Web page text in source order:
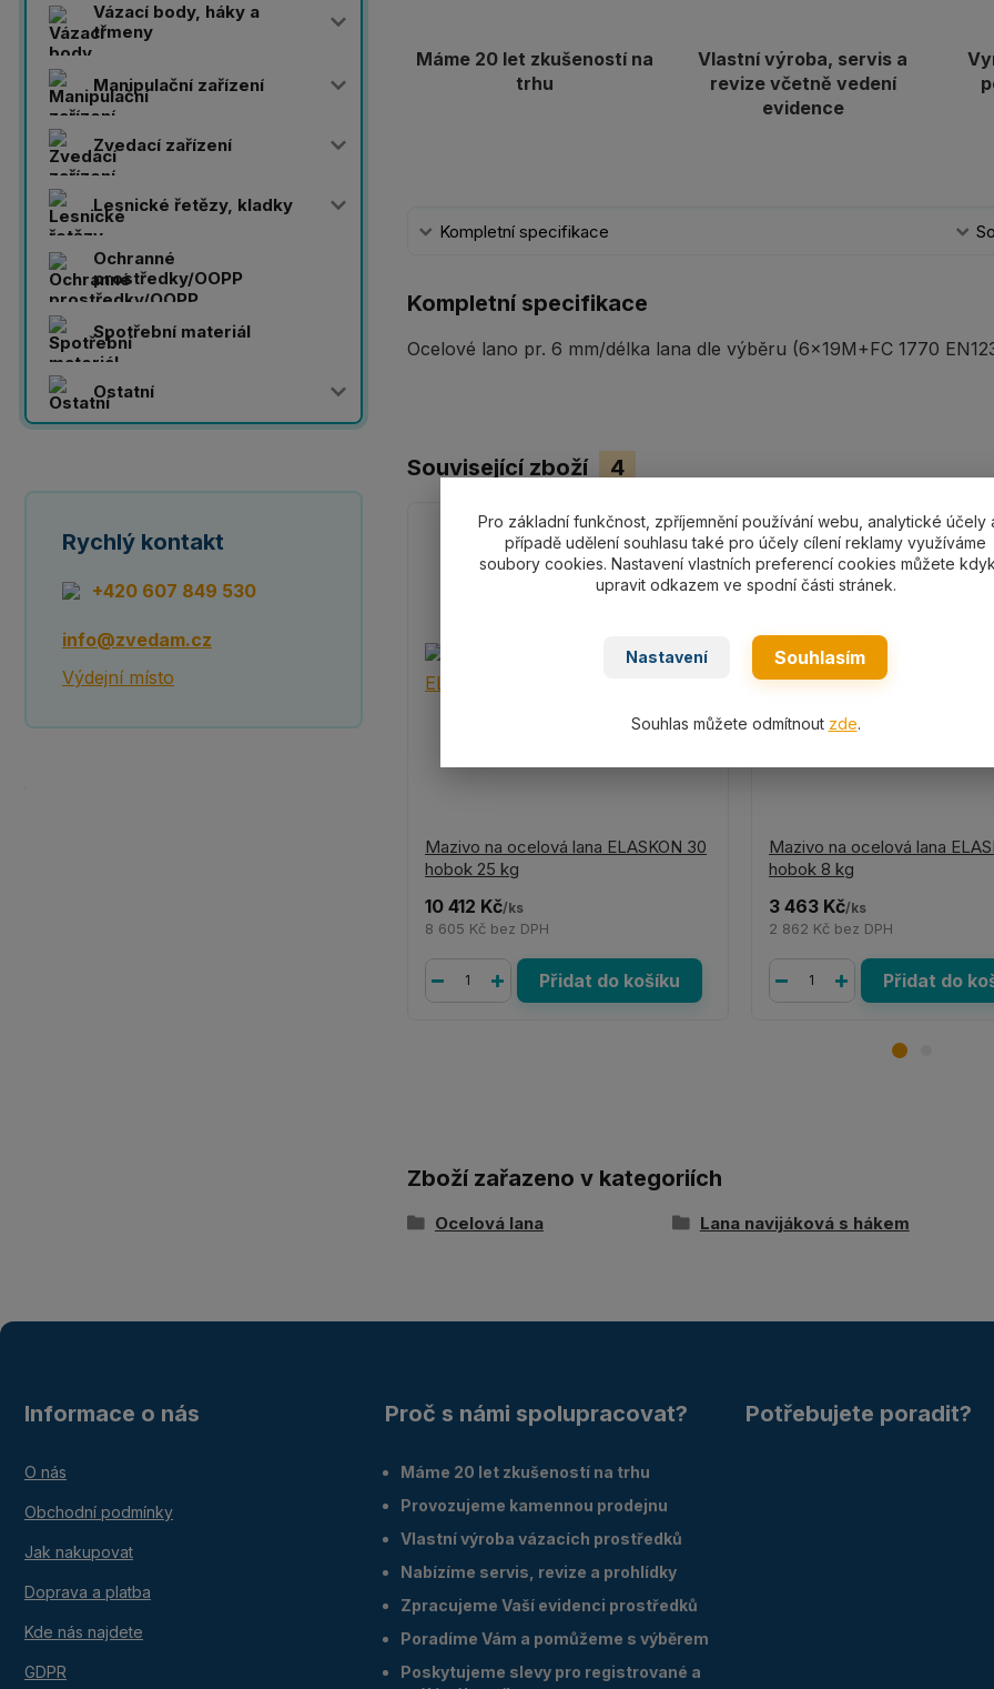
Vázací body, háky a
třmeny
Manipulační zařízení
Zvedací zařízení
Lesnické řetězy, kladky
Ochranné
prostředky/OOPP
Spotřební materiál
Ostatní
Rychlý kontakt
+420 607 849 530
info@zvedam.cz
Výdejní místo
Máme 20 let zkušeností na
trhu
Vlastní výroba, servis a
revize včetně vedení
evidence
Kompletní specifikace
Kompletní specifikace
Ocelové lano pr. 6 mm/délka lana dle výběru (6x19M+FC 1770
Související zboží 4
Mazivo na ocelová lana ELASKON 30
hobok 25 kg
10 412 Kč/ks
8 605 Kč bez DPH
Přidat do košíku
Mazivo na ocelová lana
hobok 8 kg
3 463 Kč/ks
2 862 Kč bez DPH
Přidat do
Zboží zařazeno v kategoriích
Ocelová lana Lana navijáková s hákem
Informace o nás
O nás
Obchodní podmínky
Jak nakupovat
Doprava a platba
Kde nás najdete
GDPR
Proč s námi spolupracovat?
Máme 20 let zkušeností na trhu
Provozujeme kamennou prodejnu
Vlastní výroba vázacích prostředků
Nabízíme servis, revize a prohlídky
Zpracujeme Vaší evidenci prostředků
Poradíme Vám a pomůžeme s výběrem
Poskytujeme slevy pro registrované a
Potřebujete poradit?
Pro základní funkčnost, zpříjemnění používání webu, analytické účely
případě udělení souhlasu také pro účely cílení reklamy využíváme
soubory cookies. Nastavení vlastních preferencí cookies můžete
upravit odkazem ve spodní části stránek.
Nastavení Souhlasím
Souhlas můžete odmítnout zde.